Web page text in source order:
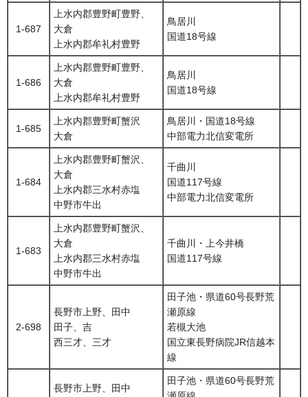
1-687
上水内郡豊野町豊野、
大倉
上水内郡牟礼村豊野
鳥居川
国道18号線
1-686
上水内郡豊野町豊野、
大倉
上水内郡牟礼村豊野
鳥居川
国道18号線
1-685
上水内郡豊野町蟹沢
大倉
鳥居川・国道18号線
中部電力北信変電所
1-684
上水内郡豊野町蟹沢、
大倉
上水内郡三水村赤塩
中野市牛出
千曲川
国道117号線
中部電力北信変電所
1-683
上水内郡豊野町蟹沢、
大倉
上水内郡三水村赤塩
中野市牛出
千曲川・上今井橋
国道117号線
2-698
長野市上野、田中
田子、吉
西三才、三才
田子池・県道60号長野荒
瀬原線
若槻大池
国立東長野病院JR信越本
線
長野市上野、田中
田子池・県道60号長野荒